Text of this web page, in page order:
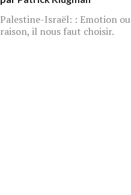
Palestine-Israël: : Emotion ou
raison, il nous faut choisir.